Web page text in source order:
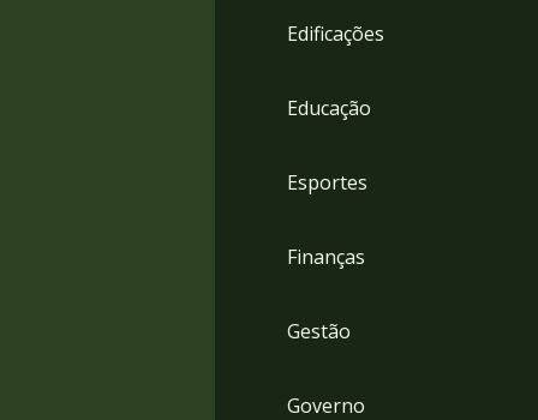
Edificações
Educação
Esportes
Finanças
Gestão
Governo